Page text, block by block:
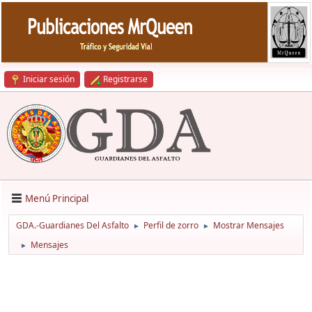
Iniciar sesión Registrarse
Menú Principal
GDA.-Guardianes Del Asfalto ► Perfil de zorro ► Mostrar Mensajes
► Mensajes